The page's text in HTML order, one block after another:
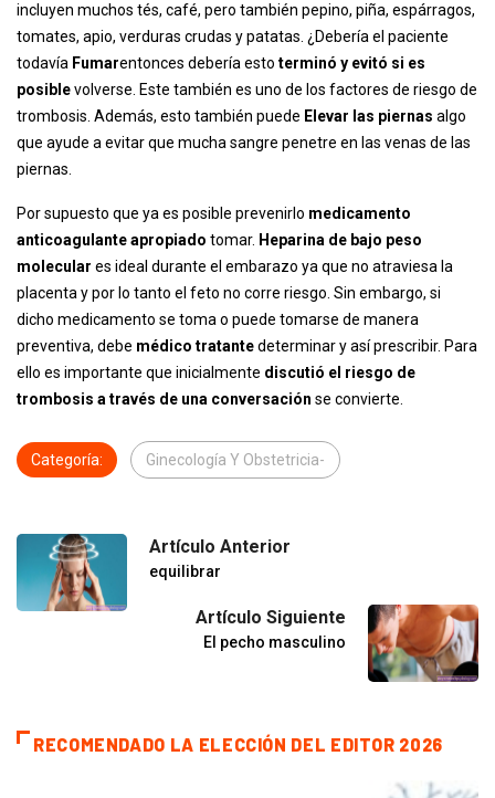
incluyen muchos tés, café, pero también pepino, piña, espárragos,
tomates, apio, verduras crudas y patatas. ¿Debería el paciente
todavía Fumarentonces debería esto terminó y evitó si es
posiblevolverse. Este también es uno de los factores de riesgo de
trombosis. Además, esto también puede Elevar las piernas algo
que ayude a evitar que mucha sangre penetre en las venas de las
piernas.
Por supuesto que ya es posible prevenirlo medicamento
anticoagulante apropiado tomar. Heparina de bajo peso
molecular es ideal durante el embarazo ya que no atraviesa la
placenta y por lo tanto el feto no corre riesgo. Sin embargo, si
dicho medicamento se toma o puede tomarse de manera
preventiva, debe médico tratantedeterminar y así prescribir. Para
ello es importante que inicialmente discutió el riesgo de
trombosis a través de una conversación se convierte.
Categoría: Ginecología Y Obstetricia-
Artículo Anterior
equilibrar
Artículo Siguiente
El pecho masculino
RECOMENDADO LA ELECCIÓN DEL EDITOR 2026